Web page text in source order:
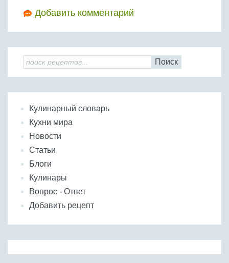
Добавить комментарий
Поиск
Кулинарный словарь
Кухни мира
Новости
Статьи
Блоги
Кулинары
Вопрос - Ответ
Добавить рецепт